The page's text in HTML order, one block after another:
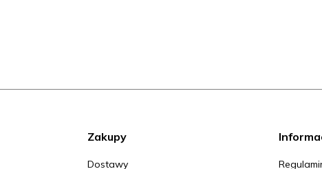
Zakupy
Dostawy